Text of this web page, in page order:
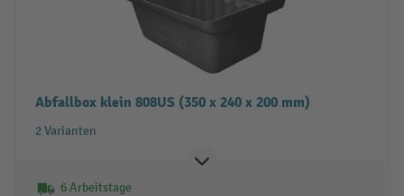
Abfallbox klein 808US (350 x 240 x 200 mm)
2 Varianten
6 Arbeitstage